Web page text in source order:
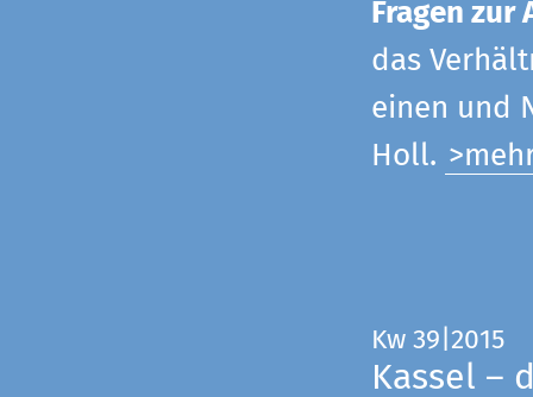
Fragen
das
einen und
Holl.
Kw 39|2015
Kassel –